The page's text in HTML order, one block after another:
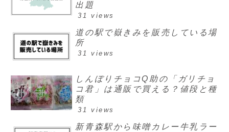
出題
31 views
道の駅で嶽きみを販売している場
所
31 views
しんぼりチョコQ助の「ガリチョ
コ君」は通販で買える？値段と種
類
31 views
新青森駅から味噌カレー牛乳ラー